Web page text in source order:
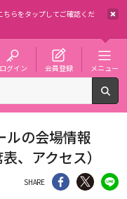
ちらをタップしてご確認くだ
ログイン 会員登録 メニュー
ルの会場情報
、アクセス）
SHARE シェア Twitter